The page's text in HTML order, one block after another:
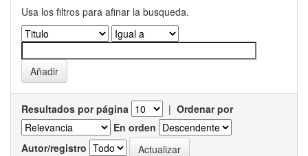
Usa los filtros para afinar la busqueda.
Resultados por página | Ordenar por
En orden
Autor/registro